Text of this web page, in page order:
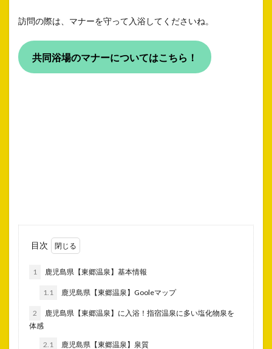
訪問の際は、マナーを守って入浴してくださいね。
共同浴場のマナーについてはこちら！
目次
1 鹿児島県【東郷温泉】基本情報
1.1 鹿児島県【東郷温泉】Gooleマップ
2
鹿児島県【東郷温泉】に入浴！指宿温泉に多い塩化物泉を
体感
2.1 鹿児島県【東郷温泉】泉質